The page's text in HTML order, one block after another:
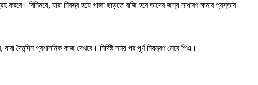
করবে। বিনিময়ে, যারা নিরস্ত্র হয়ে গাজা ছাড়তে রাজি হবে তাদের জন্য সাধারণ ক্ষমার প্রস্তাব
দৈনন্দিন প্রশাসনিক কাজ দেখবে। নির্দিষ্ট সময় পর পূর্ণ নিয়ন্ত্রণ নেবে পিএ।